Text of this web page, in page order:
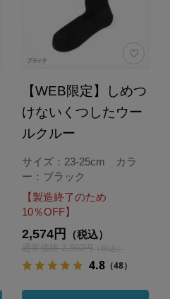
【WEB限定】しめつ
けないくつしたウー
ルクルー
サイズ：23-25cm カラ
ー：ブラック
【製造終了のため
10％OFF】
2,574円 （税込）
通常価格 2,860円 （税込）
4.8（48）